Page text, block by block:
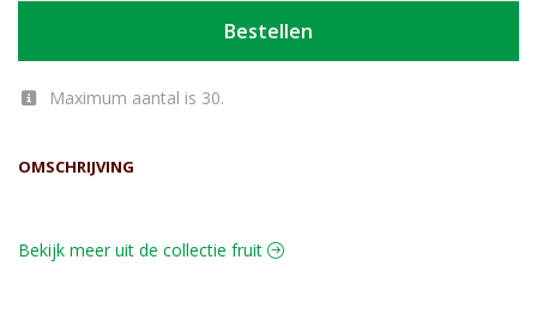
OMSCHRIJVING
Bestellen
Maximum aantal is 30.
Bekijk meer uit de collectie fruit